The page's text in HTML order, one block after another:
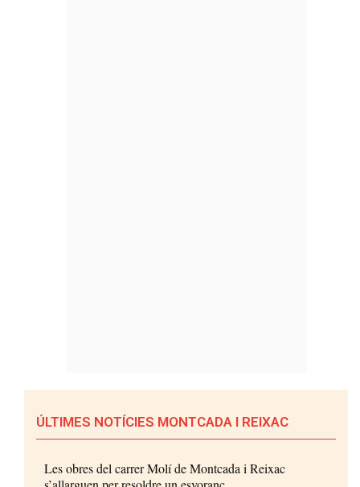
ÚLTIMES NOTÍCIES MONTCADA I REIXAC
Les obres del carrer Molí de Montcada i Reixac